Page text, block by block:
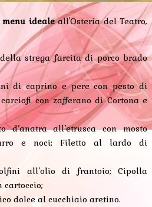
menu idealeall'Osteria del Teatro,
strega farcita di porco brado
di caprino e pere con pesto di
con zafferano di Cortona e
d’anatra all’etrusca con mosto
e noci; Filetto al lardo di
all’olio di frantoio; Cipolla
cartoccio;
dolce al cucchiaio aretino.